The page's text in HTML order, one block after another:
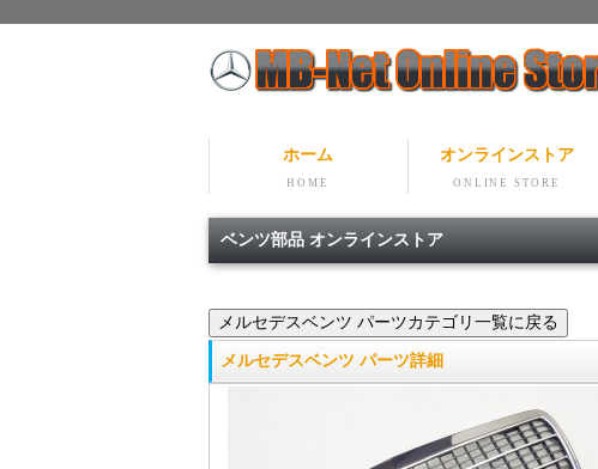
ホーム
HOME
オンラインストア
ONLINE STORE
ベンツ部品 オンラインストア
メルセデスベンツ パーツ詳細